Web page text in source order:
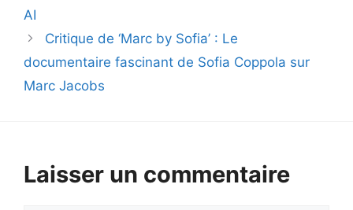
AI
Critique de ‘Marc by Sofia’ : Le
documentaire fascinant de Sofia Coppola sur
Marc Jacobs
Laisser un commentaire